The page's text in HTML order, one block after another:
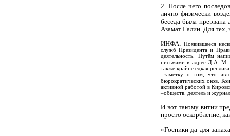
2. После чего
лично физически
беседа была
Азамат Галин. Для тех,
ИНФА: Появившееся
служб Президента и
деятельность. Путём
письмами в адрес Д.А.
также крайне едкая
заметку о том, что
бюрократических оков.
активной работой в
–обществ. деятель и
И вот такому витии
просто оскорбление,
«Госники да для